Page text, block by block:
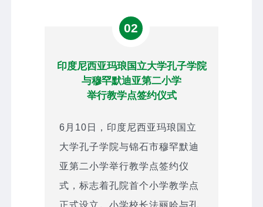
02
印度尼西亚玛琅国立大学孔子学院
与穆罕默迪亚第二小学
举行教学点签约仪式
6月10日，印度尼西亚玛琅国立
大学孔子学院与锦石市穆罕默迪
亚第二小学举行教学点签约仪
式，标志着孔院首个小学教学点
正式设立。小学校长法丽哈与孔